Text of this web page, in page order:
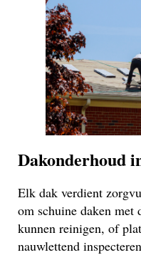
Dakonderhoud
Elk dak verdient
om schuine daken met
kunnen reinigen, of
nauwlettend